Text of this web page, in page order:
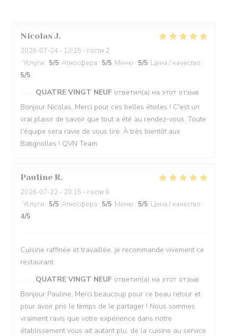
Nicolas J
2026-07-24 - 13:15 - гости 2
Услуги : 5/5 Атмосфера : 5/5 Меню : 5/5 Цена / качество :
5/5
QUATRE VINGT NEUF ответил(а) на этот отзыв
Bonjour Nicolas, Merci pour ces belles étoiles ! C'est un
vrai plaisir de savoir que tout a été au rendez-vous. Toute
l'équipe sera ravie de vous lire. À très bientôt aux
Batignolles ! QVN Team
Pauline R
2026-07-22 - 20:15 - гости 6
Услуги : 5/5 Атмосфера : 5/5 Меню : 5/5 Цена / качество :
4/5
Cuisine raffinée et travaillée, je recommande vivement ce
restaurant
QUATRE VINGT NEUF ответил(а) на этот отзыв
Bonjour Pauline, Merci beaucoup pour ce beau retour et
pour avoir pris le temps de le partager ! Nous sommes
vraiment ravis que votre expérience dans notre
établissement vous ait autant plu, de la cuisine au service